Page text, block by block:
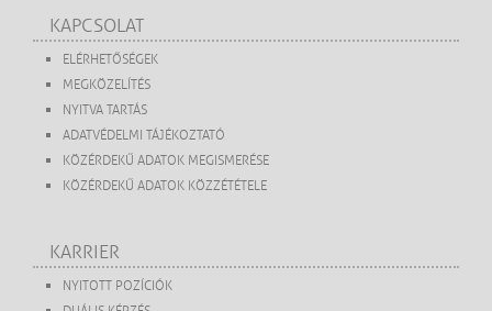
KAPCSOLAT
ELÉRHETŐSÉGEK
MEGKÖZELÍTÉS
NYITVA TARTÁS
ADATVÉDELMI TÁJÉKOZTATÓ
KÖZÉRDEKŰ ADATOK MEGISMERÉSE
KÖZÉRDEKŰ ADATOK KÖZZÉTÉTELE
KARRIER
NYITOTT POZÍCIÓK